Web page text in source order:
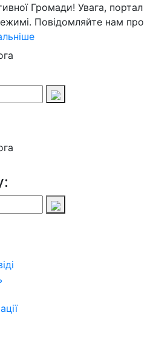
Громади! Увага, портал
Повідомляйте нам про